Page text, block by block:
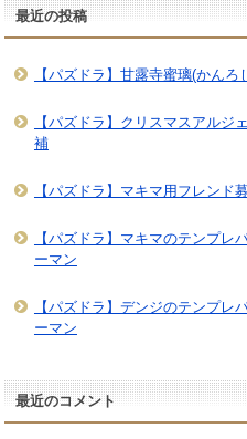
最近の投稿
【パズドラ】甘露寺蜜璃(かん
【パズドラ】クリスマスアルジ
補
【パズドラ】マキマ用フレンド
【パズドラ】マキマのテンプレ
ーマン
【パズドラ】デンジのテンプレ
ーマン
最近のコメント